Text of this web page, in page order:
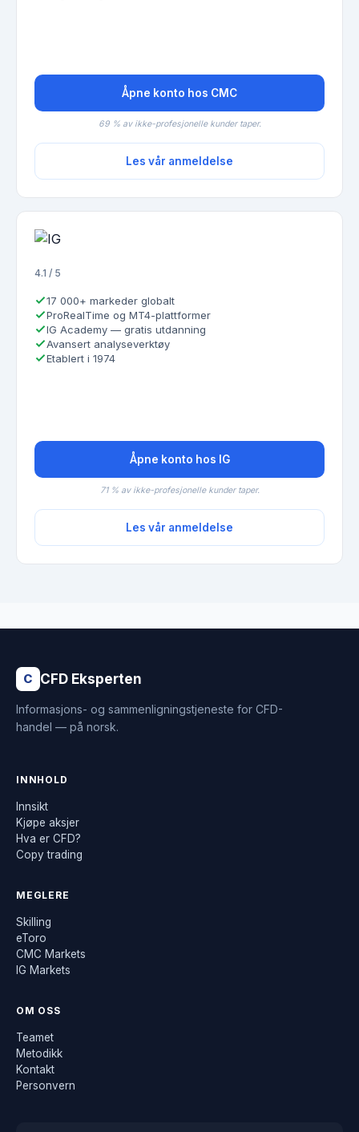
Åpne konto hos CMC
69 % av ikke-profesjonelle kunder taper.
Les vår anmeldelse
4.1 / 5
17 000+ markeder globalt
ProRealTime og MT4-plattformer
IG Academy — gratis utdanning
Avansert analyseverktøy
Etablert i 1974
Åpne konto hos IG
71 % av ikke-profesjonelle kunder taper.
Les vår anmeldelse
C CFD Eksperten
Informasjons- og sammenligningstjeneste for CFD-
handel — på norsk.
INNHOLD
Innsikt
Kjøpe aksjer
Hva er CFD?
Copy trading
MEGLERE
Skilling
eToro
CMC Markets
IG Markets
OM OSS
Teamet
Metodikk
Kontakt
Personvern